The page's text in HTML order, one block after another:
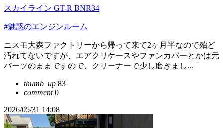
スカイライン GT-R BNR34
#魅惑のエンジンルーム
ニスモ大森ファクトリーから帰って来て2ヶ月半なので殆ど
汚れてないですが、エアクリケースやファンカバーとかは元
パーツのままですので、クリーナーで少し磨きまし...
thumb_up 83
comment0
2026/05/31 14:08